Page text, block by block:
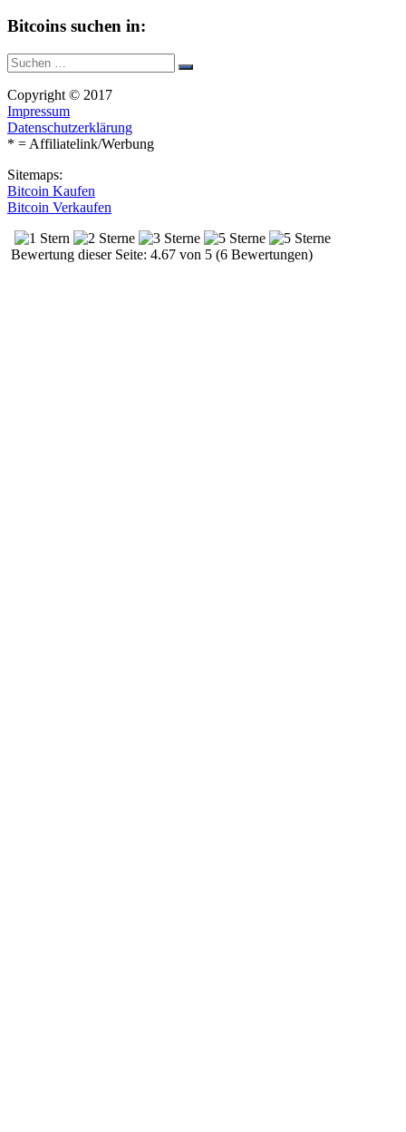
Bitcoins suchen in:
Suche
nach:
Suchen
Copyright © 2017
Impressum
Datenschutzerklärung
* = Affiliatelink/Werbung
Sitemaps:
Bitcoin Kaufen
Bitcoin Verkaufen
Bewertung dieser Seite: 4.67 von 5 (6 Bewertungen)